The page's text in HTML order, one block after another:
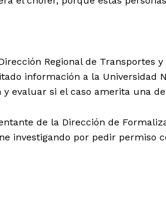
Regional de Transportes
información a la Universidad
evaluar si el caso amerita una
de la Dirección de
investigando por pedir permiso